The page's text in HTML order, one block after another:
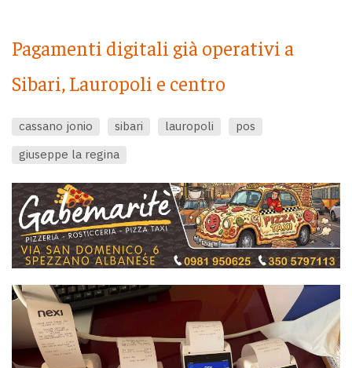
Pagamenti digitali già operativi a
Sibari, Lauropoli e centro
cassano jonio sibari lauropoli
pos
giuseppe la regina